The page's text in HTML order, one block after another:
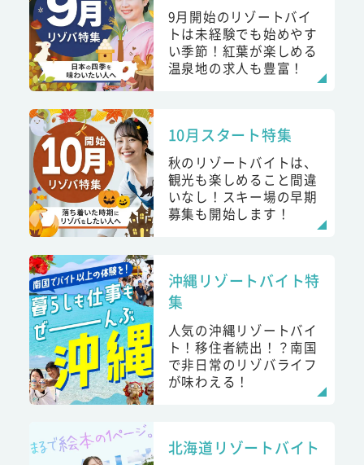
9月開始のリゾートバイ
トは未経験でも始めやす
い季節！紅葉が楽しめる
温泉地の求人も豊富！
10月スタート特集
秋のリゾートバイトは、
観光も楽しめること間違
いなし！スキー場の早期
募集も開始します！
沖縄リゾートバイト特
集
人気の沖縄リゾートバイ
ト！移住者続出！？南国
で非日常のリゾバライフ
が味わえる！
北海道リゾートバイト